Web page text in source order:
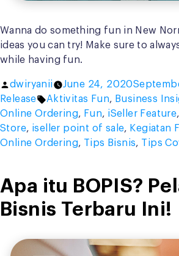
Wanna do something fun in New
ideas you can try! Make sure to
while having fun.
Posted
by
dwiryanii June 24, 2020
Release
Tags:
Aktivitas Fun, Business
Online Ordering, Fun, iSeller Feature,
Store, iseller point of sale, Kegiatan
Online Ordering, Tips Bisnis, Tips
Apa itu BOPIS?
Bisnis Terbaru Ini!